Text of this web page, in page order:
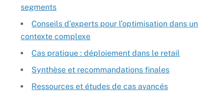
segments
Conseils d’experts pour l’optimisation dans un
contexte complexe
Cas pratique : déploiement dans le retail
Synthèse et recommandations finales
Ressources et études de cas avancés